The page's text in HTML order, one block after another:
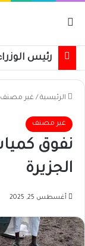
الرئيسية / غير مصنف
غير مصنف
نفوق
الجزيرة
أغسطس 25, 2025